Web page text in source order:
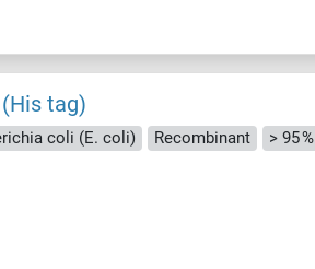
tag)
coli (E. coli) Recombinant > 95 %